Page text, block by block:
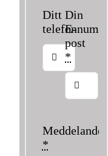
Ditt Din
E-
post
*
Meddelande
*